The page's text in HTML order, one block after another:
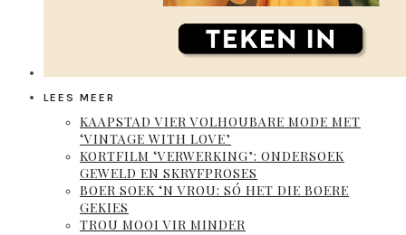
LEES MEER
KAAPSTAD VIER VOLHOUBARE MODE MET
‘VINTAGE WITH LOVE’
KORTFILM ‘VERWERKING’: ONDERSOEK
GEWELD EN SKRYFPROSES
BOER SOEK ‘N VROU: SÓ HET DIE BOERE
GEKIES
TROU MOOI VIR MINDER